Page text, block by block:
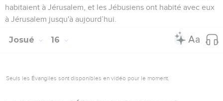
habitaient à Jérusalem, et les Jébusiens ont habité avec eux
à Jérusalem jusqu'à aujourd’hui.
Josué 16
Seuls les Évangiles sont disponibles en vidéo pour le moment.